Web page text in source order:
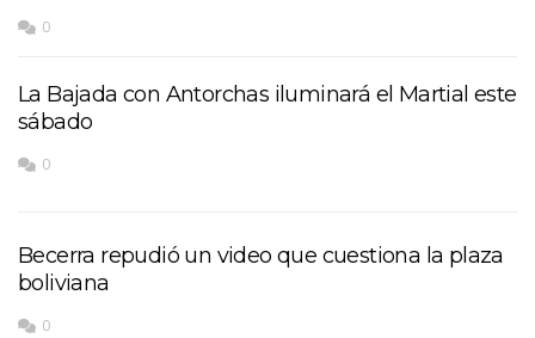
0
La Bajada con Antorchas iluminará el Martial este
sábado
0
Becerra repudió un video que cuestiona la plaza
boliviana
0